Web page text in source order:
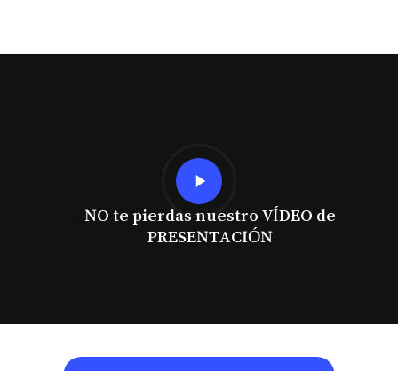
Play
Video
NO te pierdas nuestro VÍDEO de
PRESENTACIÓN